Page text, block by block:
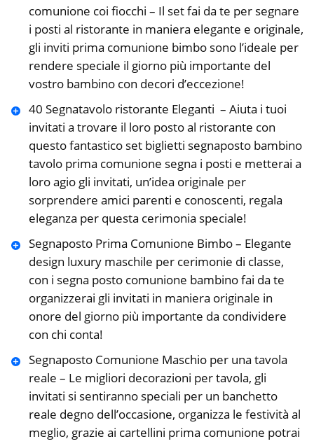
comunione coi fiocchi – Il set fai da te per segnare
i posti al ristorante in maniera elegante e originale,
gli inviti prima comunione bimbo sono l’ideale per
rendere speciale il giorno più importante del
vostro bambino con decori d’eccezione!
40 Segnatavolo ristorante Eleganti ️ – Aiuta i tuoi
invitati a trovare il loro posto al ristorante con
questo fantastico set biglietti segnaposto bambino
tavolo prima comunione️ segna i posti e metterai a
loro agio gli invitati, un’idea originale per
sorprendere amici parenti e conoscenti, regala
eleganza per questa cerimonia speciale!
Segnaposto Prima Comunione Bimbo – Elegante
design luxury maschile per cerimonie di classe,
con i segna posto comunione bambino fai da te
organizzerai gli invitati in maniera originale in
onore del giorno più importante da condividere
con chi conta!
Segnaposto Comunione Maschio per una tavola
reale – Le migliori decorazioni per tavola, gli
invitati si sentiranno speciali per un banchetto
reale degno dell’occasione, organizza le festività al
meglio, grazie ai cartellini prima comunione potrai